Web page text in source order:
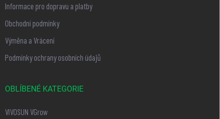
Informace pro dopravu a platby
Obchodní podmínky
Výměna a Vrácení
Podmínky ochrany osobních údajů
OBLÍBENÉ KATEGORIE
VIVOSUN VGrow